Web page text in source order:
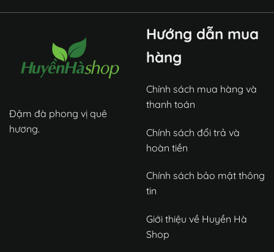
Đậm đà phong vị quê
hương.
Hướng dẫn mua
hàng
Chính sách mua hàng và
thanh toán
Chính sách đổi trả và
hoàn tiền
Chính sách bảo mật thông
tin
Giới thiệu về Huyền Hà
Shop